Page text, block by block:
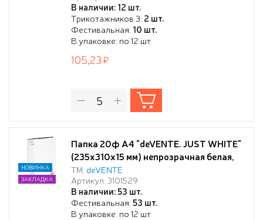
индивидуальная упаковка, A5
(165x220x10 мм)
В наличии: 12 шт.
Трикотажников 3: 2 шт.
Фестивальная: 10 шт.
В упаковке: по 12 шт
105,23
Папка 20ф А4 "deVENTE. JUST WHITE"
(235x310x15 мм) непрозрачная белая,
полипропилен 650 мкм, фактура "soft-
touch" вкладыши 30 мкм, внутренний
карман 160 мкм, индивидуальная
упаковка,
ТМ: deVENTE
Артикул: 3101529
В наличии: 53 шт.
Фестивальная:53 шт.
В упаковке: по 12 шт
НОВИНКА
ЗАКЛАДКА